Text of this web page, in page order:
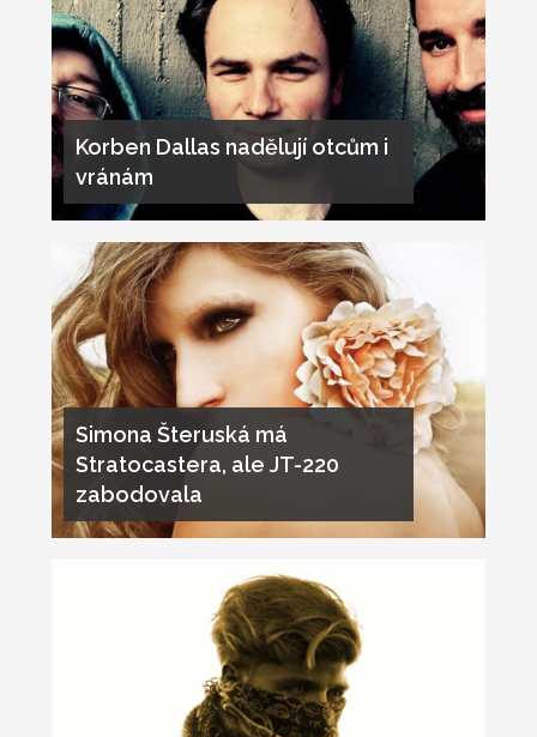
Korben Dallas nadělují otcům i
vránám
Simona Šteruská má
Stratocastera, ale JT-220
zabodovala